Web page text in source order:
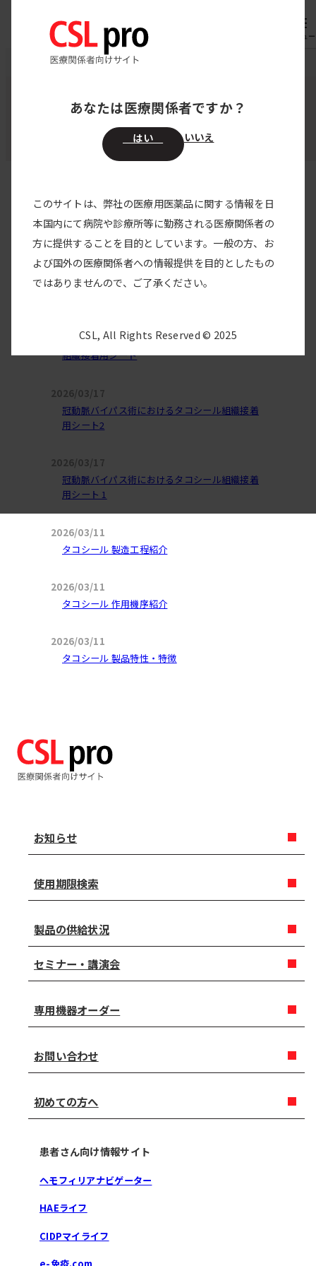
メニュー
CSL pro 領域別医療情報
心臓外科
すべての製品
すべてのカテゴリー
2026/04/01
2分で見る 臨床使用例ライブラリー
AAD（急性大動脈解離）症例におけるタコシール
組織接着用シート
2026/03/17
冠動脈バイパス術におけるタコシール組織接着
用シート2
2026/03/17
冠動脈バイパス術におけるタコシール組織接着
用シート 1
2026/03/11
タコシール 製造工程紹介
2026/03/11
タコシール 作用機序紹介
2026/03/11
タコシール 製品特性・特徴
お知らせ
使用期限検索
製品の供給状況
セミナー・講演会
専用機器オーダー
お問い合わせ
初めての方へ
患者さん向け情報サイト
ヘモフィリアナビゲーター
HAEライフ
CIDPマイライフ
e-免疫.com
あなたは医療関係者ですか？
はい いいえ
このサイトは、弊社の医療用医薬品に関する情報を日
本国内にて病院や診療所等に勤務される医療関係者の
方に提供することを目的としています。一般の方、お
よび国外の医療関係者への情報提供を目的としたもの
ではありませんので、ご了承ください。
CSL, All Rights Reserved © 2025